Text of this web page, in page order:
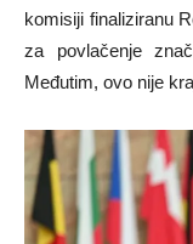
komisiji finaliziranu
za povlačenje
Međutim, ovo nije